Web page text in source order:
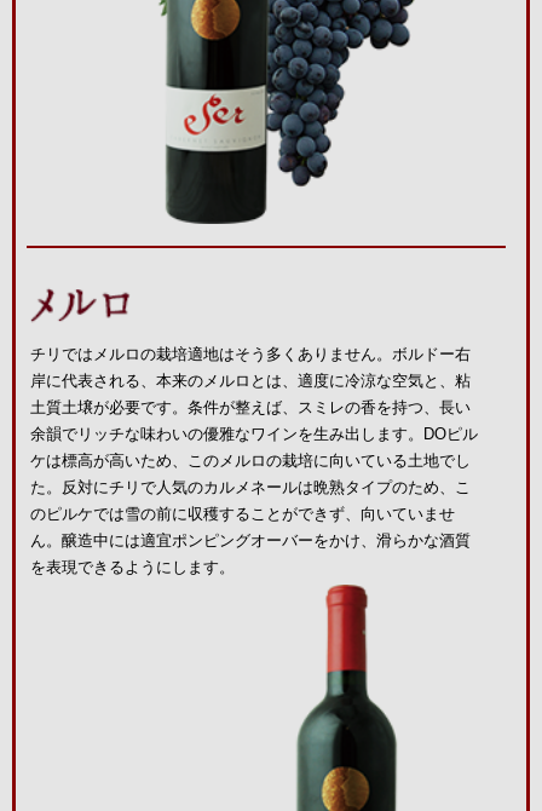
チリではメルロの栽培適地はそう多くありません。ボルドー右
岸に代表される、本来のメルロとは、適度に冷涼な空気と、粘
土質土壌が必要です。条件が整えば、スミレの香を持つ、長い
余韻でリッチな味わいの優雅なワインを生み出します。DOピル
ケは標高が高いため、このメルロの栽培に向いている土地でし
た。反対にチリで人気のカルメネールは晩熟タイプのため、こ
のピルケでは雪の前に収穫することができず、向いていませ
ん。醸造中には適宜ポンピングオーバーをかけ、滑らかな酒質
を表現できるようにします。